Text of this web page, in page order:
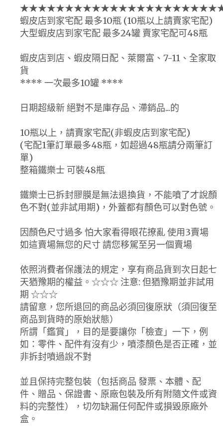
蝦皮店到家宅配 最多10瓶 (10瓶以上請賣家宅配)
大型蝦皮店到家宅配 最多24罐 賣家宅配可48瓶
蝦皮店到店、蝦皮隔日配、萊爾富、7-11、全家取
貨
**** 一次最多10罐 ****
日期超級新 絕對不是庫存品、滯銷品...的
10瓶以上，請賣家宅配(非蝦皮店到家宅配)
(宅配1筆訂單最多48瓶，如超過48瓶請分兩筆訂
單)
整箱鐵樂士 可裝48瓶
鐵樂士已拆封膠膜是無法退換貨，不能噴了才說顏
色不對(並非試用期)，外蓋都有顏色可以對色號。
因顏色尺寸過多 怕大家看得眼花撩亂 使用3賣場
如這賣場無您的尺寸 請您移駕至另一個賣場
依照消費者保護法的規定，享有商品貨到次日起七
天猶豫期的權益。☆☆☆ 注意: 但猶豫期並非試用
期 ☆☆☆
請留意，您所退回的商品必須回復原狀（須回復至
商品到貨時的原始狀態）
所謂「鑑賞」，目的是要讓你「檢查」一下，例
如：零件、配件有沒有少，噴漆顏色是否正確，並
非拆封噴過說不對
並且保持完整包裝（包括商品 發票、本體、配
件、贈品、保證書、原廠包裝及所有附隨文件或資
料的完整性），切勿缺漏任何配件或損毀原廠外
盒。